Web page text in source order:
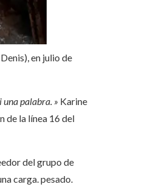
en julio de
una palabra. » Karine
de la línea 16 del
del grupo de
carga. pesado.